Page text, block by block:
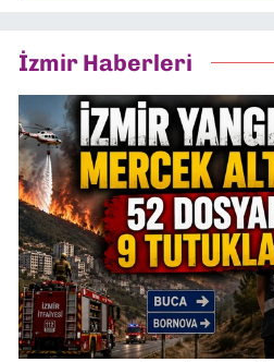
İzmir Haberleri